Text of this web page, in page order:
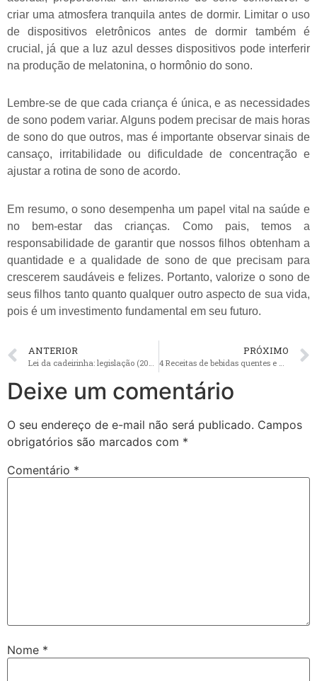
criar uma atmosfera tranquila antes de dormir. Limitar o uso
de dispositivos eletrônicos antes de dormir também é
crucial, já que a luz azul desses dispositivos pode interferir
na produção de melatonina, o hormônio do sono.
Lembre-se de que cada criança é única, e as necessidades
de sono podem variar. Alguns podem precisar de mais horas
de sono do que outros, mas é importante observar sinais de
cansaço, irritabilidade ou dificuldade de concentração e
ajustar a rotina de sono de acordo.
Em resumo, o sono desempenha um papel vital na saúde e
no bem-estar das crianças. Como pais, temos a
responsabilidade de garantir que nossos filhos obtenham a
quantidade e a qualidade de sono de que precisam para
crescerem saudáveis e felizes. Portanto, valorize o sono de
seus filhos tanto quanto qualquer outro aspecto de sua vida,
pois é um investimento fundamental em seu futuro.
ANTERIOR
Lei da cadeirinha: legislação (2023) sobre cadeirinhas e assentos
PRÓXIMO
4 Receitas de bebidas quentes e nutritivas para crianças
Deixe um comentário
O seu endereço de e-mail não será publicado. Campos
obrigatórios são marcados com *
Comentário *
Nome *